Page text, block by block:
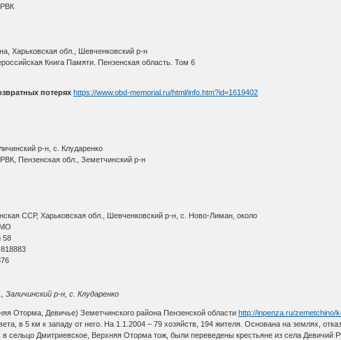
Харьковская обл., Шевченковский р-н
Книга Памяти. Пензенская область. Том 6
потерях https://www.obd-memorial.ru/html/info.htm?id=1619402
р-н, с. Клударенко
Пензенская обл., Земетчинский р-н
ССР, Харьковская обл., Шевченковский р-н, с. Ново-Лиман, около
58
р-н, с. Клударенко
Оторма, Девичье) Земетчинского района Пензенской областиhttp://inpenza.ru/zemetchino/
в 5 км к западу от него. На 1.1.2004 – 79 хозяйств, 194 жителя. Основана на землях,
в сельцо Дмитриевское, Верхняя Оторма тож, были переведены крестьяне из села Девичий